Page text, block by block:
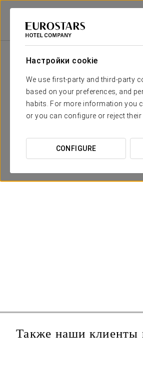
Настройки cookie
We use first-party and third-party
based on your preferences, and
habits. For more information you
or you can configure or reject
CONFIGURE
Eurostars Hotel Company
Также наши клиенты